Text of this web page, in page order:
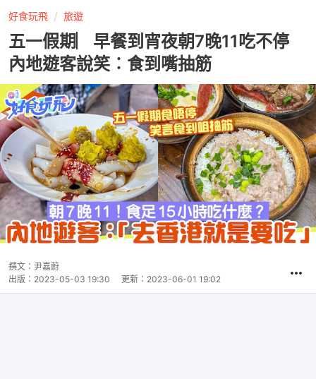
好食玩飛 旅遊
五一假期︳早餐到宵夜朝7晚11吃不停
內地遊客說笑︰食到嘴抽筋
撰文： 尹嘉蔚
出版： 2023-05-03 19:30 更新： 2023-06-01 19:02